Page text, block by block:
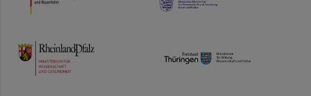
TMWWDG